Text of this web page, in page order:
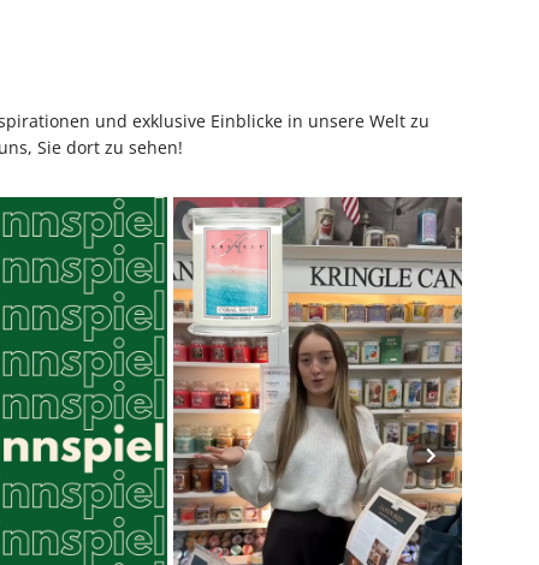
und exklusive Einblicke in unsere Welt zu
Sie dort zu sehen!